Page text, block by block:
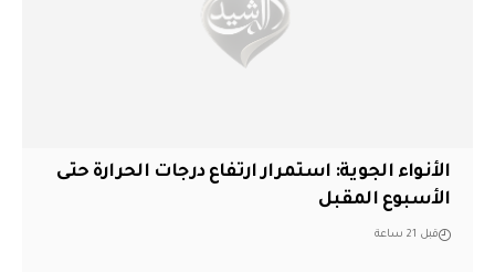
الأنواء الجوية: استمرار ارتفاع درجات الحرارة حتى
الأسبوع المقبل
قبل 21 ساعة